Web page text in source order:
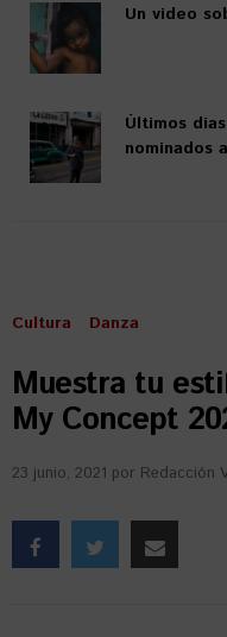
Un video
Últimos
nominados
Cultura Danza
Muestra tu
My Concept
23 junio, 2021 por Redacción